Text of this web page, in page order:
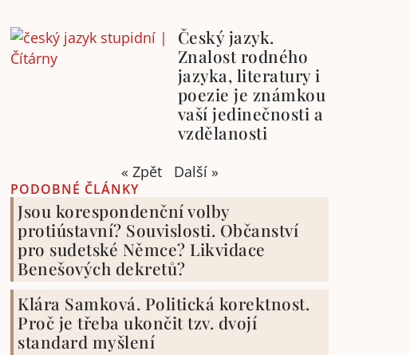
Český jazyk.
Znalost rodného
jazyka, literatury i
poezie je známkou
vaší jedinečnosti a
vzdělanosti
« Zpět Další »
PODOBNÉ ČLÁNKY
Jsou korespondenční volby
protiústavní? Souvislosti. Občanství
pro sudetské Němce? Likvidace
Benešových dekretů?
Klára Samková. Politická korektnost.
Proč je třeba ukončit tzv. dvojí
standard myšlení